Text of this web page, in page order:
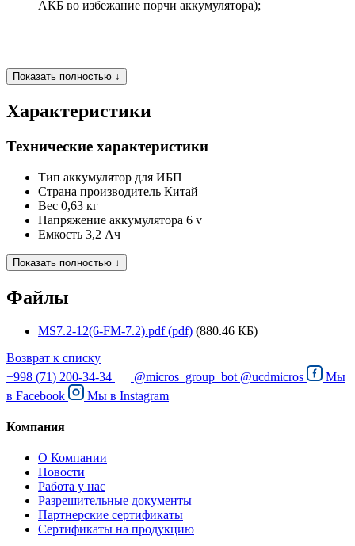
АКБ во избежание порчи аккумулятора);
Показать полностью ↓
Характеристики
Технические характеристики
Тип аккумулятор для ИБП
Страна производитель Китай
Вес 0,63 кг
Напряжение аккумулятора 6 v
Емкость 3,2 Ач
Показать полностью ↓
Файлы
MS7.2-12(6-FM-7.2).pdf (pdf) (880.46 КБ)
Возврат к списку
+998 (71) 200-34-34
@micros_group_bot @ucdmicros
Мы
в Facebook Мы в Instagram
Компания
О Компании
Новости
Работа у нас
Разрешительные документы
Партнерские сертификаты
Сертификаты на продукцию